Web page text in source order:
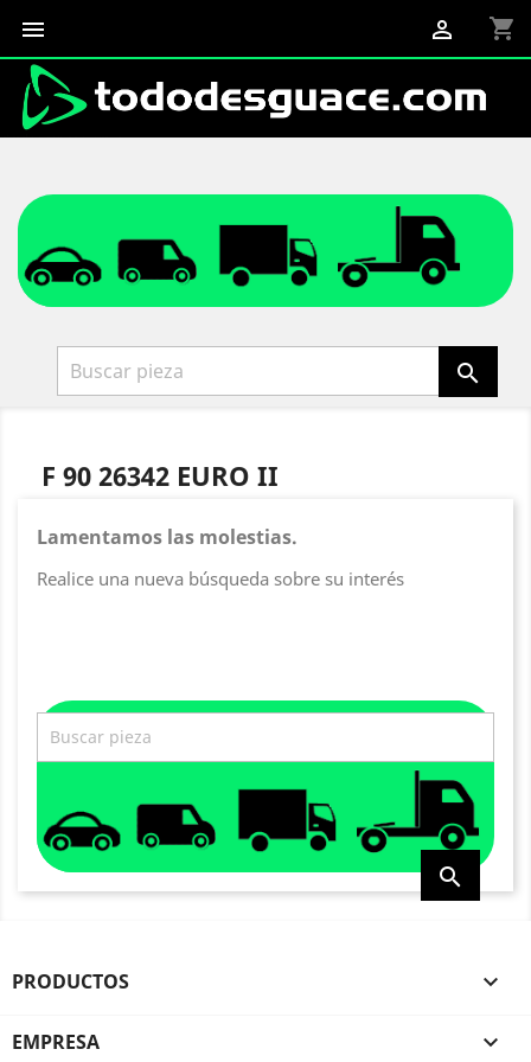
 shopping_cart


F 90 26342 EURO II
Lamentamos las molestias.
Realice una nueva búsqueda sobre su interés

PRODUCTOS 
EMPRESA 